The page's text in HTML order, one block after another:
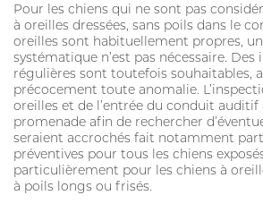
CROCHET TIRE-
VERMIFUGE
ARTICULATION
Pour les chiens qui ne sont pas
à oreilles dressées, sans poils dans le
oreilles sont habituellement propres,
systématique n’est pas nécessaire. Des
régulières sont toutefois souhaitables,
précocement toute anomalie.
oreilles et de l’entrée du conduit auditif
promenade afin de rechercher
seraient accrochés fait notamment
préventives pour tous les chiens
particulièrement pour les chiens à
à poils longs ou frisés.